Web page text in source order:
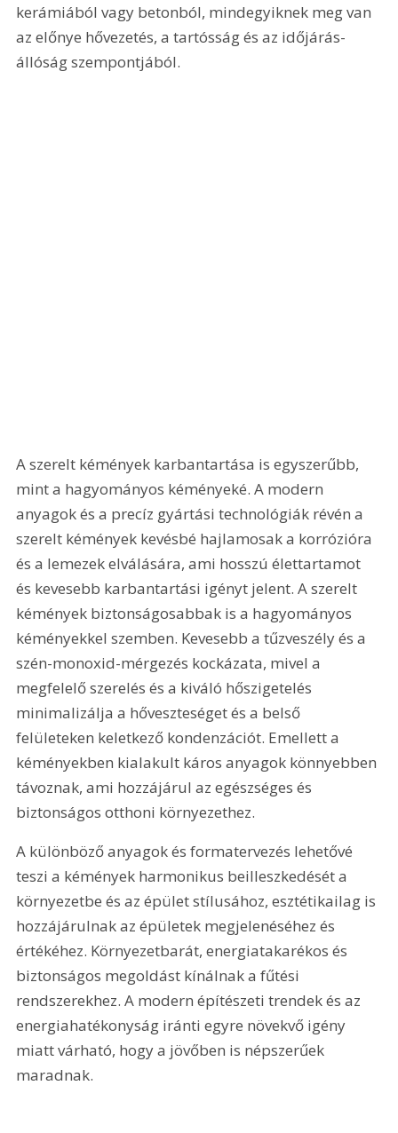
kerámiából vagy betonból, mindegyiknek meg van
az előnye hővezetés, a tartósság és az időjárás-
állóság szempontjából.
A szerelt kémények karbantartása is egyszerűbb,
mint a hagyományos kéményeké. A modern
anyagok és a precíz gyártási technológiák révén a
szerelt kémények kevésbé hajlamosak a korrózióra
és a lemezek elválására, ami hosszú élettartamot
és kevesebb karbantartási igényt jelent. A szerelt
kémények biztonságosabbak is a hagyományos
kéményekkel szemben. Kevesebb a tűzveszély és a
szén-monoxid-mérgezés kockázata, mivel a
megfelelő szerelés és a kiváló hőszigetelés
minimalizálja a hőveszteséget és a belső
felületeken keletkező kondenzációt. Emellett a
kéményekben kialakult káros anyagok könnyebben
távoznak, ami hozzájárul az egészséges és
biztonságos otthoni környezethez.
A különböző anyagok és formatervezés lehetővé
teszi a kémények harmonikus beilleszkedését a
környezetbe és az épület stílusához, esztétikailag is
hozzájárulnak az épületek megjelenéséhez és
értékéhez. Környezetbarát, energiatakarékos és
biztonságos megoldást kínálnak a fűtési
rendszerekhez. A modern építészeti trendek és az
energiahatékonyság iránti egyre növekvő igény
miatt várható, hogy a jövőben is népszerűek
maradnak.